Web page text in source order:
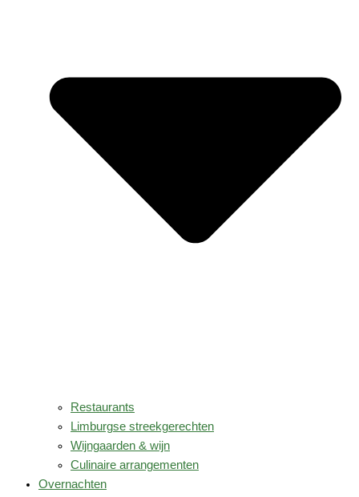
Restaurants
Limburgse streekgerechten
Wijngaarden & wijn
Culinaire arrangementen
Overnachten